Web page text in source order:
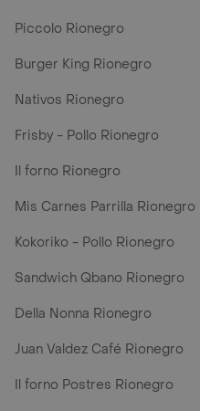
Piccolo Rionegro
Burger King Rionegro
Nativos Rionegro
Frisby - Pollo Rionegro
Il forno Rionegro
Mis Carnes Parrilla Rionegro
Kokoriko - Pollo Rionegro
Sandwich Qbano Rionegro
Della Nonna Rionegro
Juan Valdez Café Rionegro
Il forno Postres Rionegro